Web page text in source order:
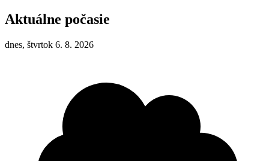
Aktuálne počasie
dnes, štvrtok 6. 8. 2026